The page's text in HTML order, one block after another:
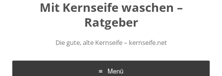
Mit Kernseife waschen –
Ratgeber
Die gute, alte Kernseife – kernseife.net
Menü